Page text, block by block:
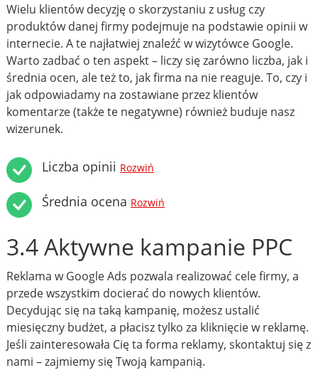
Wielu klientów decyzję o skorzystaniu z usług czy
produktów danej firmy podejmuje na podstawie opinii w
internecie. A te najłatwiej znaleźć w wizytówce Google.
Warto zadbać o ten aspekt – liczy się zarówno liczba, jak i
średnia ocen, ale też to, jak firma na nie reaguje. To, czy i
jak odpowiadamy na zostawiane przez klientów
komentarze (także te negatywne) również buduje nasz
wizerunek.
Liczba opinii Rozwiń
Średnia ocena Rozwiń
3.4 Aktywne kampanie PPC
Reklama w Google Ads pozwala realizować cele firmy, a
przede wszystkim docierać do nowych klientów.
Decydując się na taką kampanię, możesz ustalić
miesięczny budżet, a płacisz tylko za kliknięcie w reklamę.
Jeśli zainteresowała Cię ta forma reklamy, skontaktuj się z
nami – zajmiemy się Twoją kampanią.